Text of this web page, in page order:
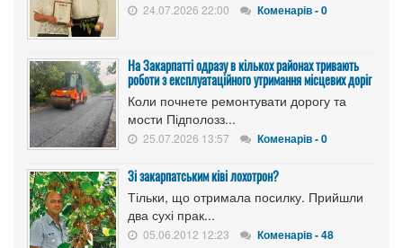
24.07.2026 22:00 Коменарів - 0
На Закарпатті одразу в кількох районах тривають
роботи з експлуатаційного утримання місцевих доріг
Коли почнете ремонтувати дорогу та
мости Підполозз...
25.07.2026 13:57 Коменарів - 0
Зі закарпатським ківі лохотрон?
Тільки, що отримала посилку. Прийшли
два сухі прак...
05.06.2012 12:23 Коменарів - 48